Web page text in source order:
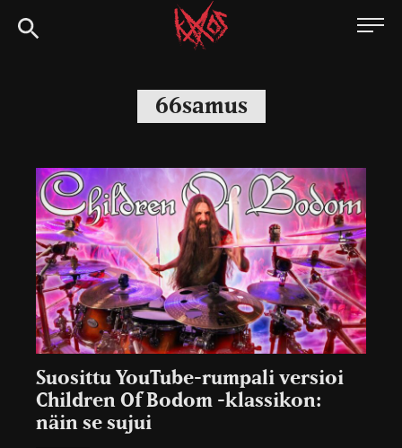
Siirry
suoraan
Kaaoszine
66samus
Suosittu YouTube-rumpali versioi
Children Of Bodom -klassikon:
näin se sujui